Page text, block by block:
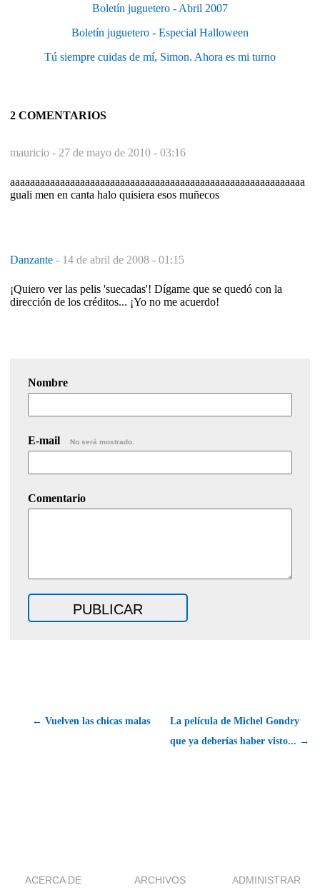
Boletín juguetero - Abril 2007
Boletín juguetero - Especial Halloween
Tú siempre cuidas de mí, Simon. Ahora es mi turno
2 COMENTARIOS
mauricio - 27 de mayo de 2010 - 03:16
aaaaaaaaaaaaaaaaaaaaaaaaaaaaaaaaaaaaaaaaaaaaaaaaaaaaaaaaaaa
guali men en canta halo quisiera esos muñecos
Danzante - 14 de abril de 2008 - 01:15
¡Quiero ver las pelis 'suecadas'! Dígame que se quedó con la
dirección de los créditos... ¡Yo no me acuerdo!
Nombre
E-mail No será mostrado.
Comentario
← Vuelven las chicas malas
La película de Michel Gondry
que ya deberías haber visto... →
ACERCA DE ARCHIVOS ADMINISTRAR